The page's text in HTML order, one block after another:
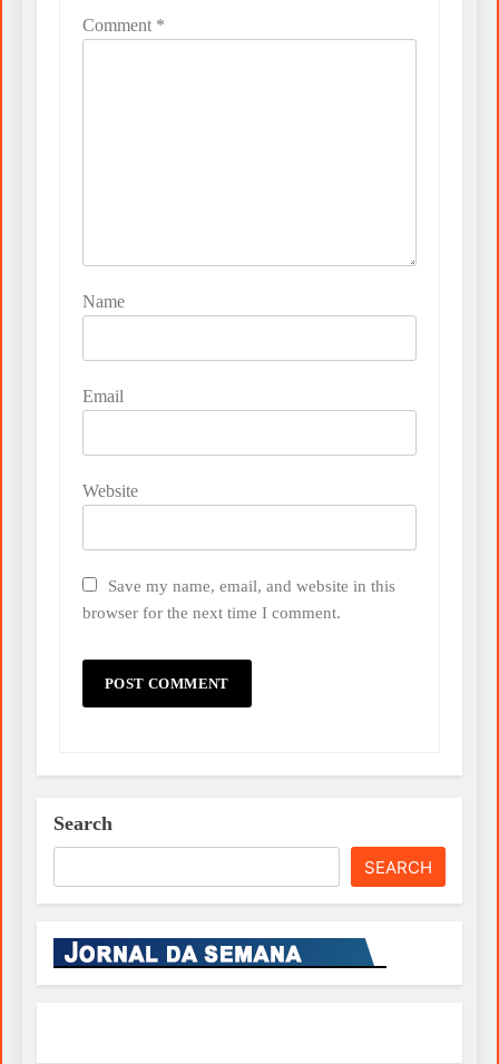
Comment *
Name
Email
Website
Save my name, email, and website in this
browser for the next time I comment.
Search
SEARCH